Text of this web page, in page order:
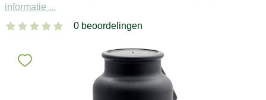
informatie ...
0 beoordelingen